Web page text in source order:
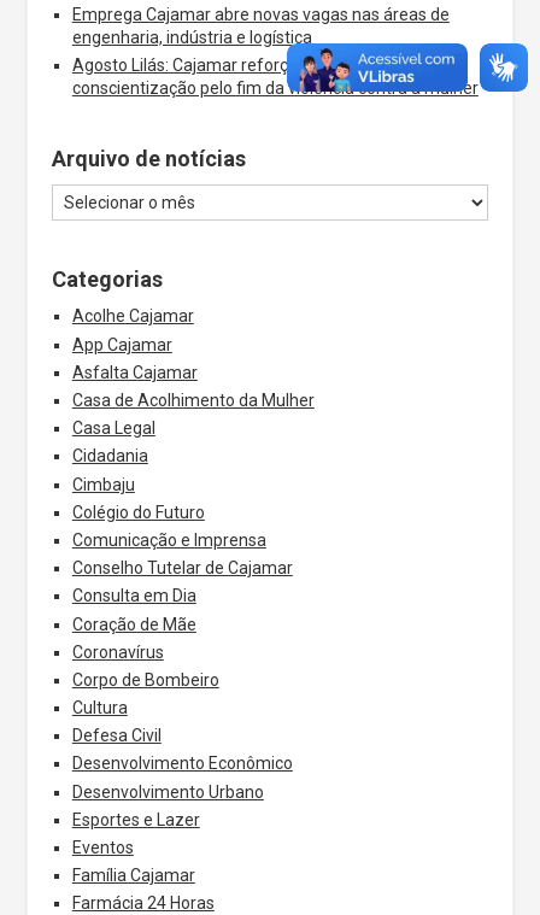
Emprega Cajamar abre novas vagas nas áreas de
engenharia, indústria e logística
Agosto Lilás: Cajamar reforça a campanha de
conscientização pelo fim da violência contra a mulher
Arquivo de notícias
Categorias
Acolhe Cajamar
App Cajamar
Asfalta Cajamar
Casa de Acolhimento da Mulher
Casa Legal
Cidadania
Cimbaju
Colégio do Futuro
Comunicação e Imprensa
Conselho Tutelar de Cajamar
Consulta em Dia
Coração de Mãe
Coronavírus
Corpo de Bombeiro
Cultura
Defesa Civil
Desenvolvimento Econômico
Desenvolvimento Urbano
Esportes e Lazer
Eventos
Família Cajamar
Farmácia 24 Horas